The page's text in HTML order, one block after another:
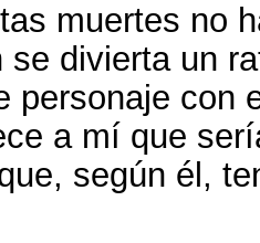
muertes no
se divierta un
personaje con
a mí que
según él,